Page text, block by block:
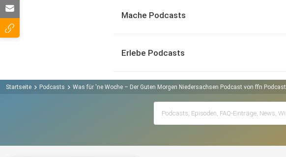
Mache Podcasts
Erlebe Podcasts
Startseite Podcasts Was für 'ne Woche – Der Guten Morgen Niedersachsen Podcast von ffn Podcast